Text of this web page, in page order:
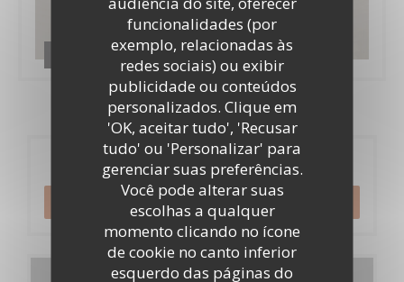
funcionalidades (por
exemplo, relacionadas às
redes sociais) ou exibir
publicidade ou conteúdos
personalizados. Clique em
'OK, aceitar tudo', 'Recusar
tudo' ou 'Personalizar' para
gerenciar suas preferências.
Você pode alterar suas
escolhas a qualquer
momento clicando no ícone
de cookie no canto inferior
esquerdo das páginas do
PRINTEMPS ETE 2024
Reserva
RESERVAR UMA MESA